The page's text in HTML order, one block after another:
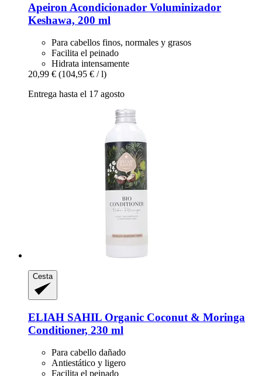
Apeiron Acondicionador Voluminizador
Keshawa, 200 ml
Para cabellos finos, normales y grasos
Facilita el peinado
Hidrata intensamente
20,99 € (104,95 € / l)
Entrega hasta el 17 agosto
Cesta
ELIAH SAHIL Organic Coconut & Moringa
Conditioner, 230 ml
Para cabello dañado
Antiestático y ligero
Facilita el peinado